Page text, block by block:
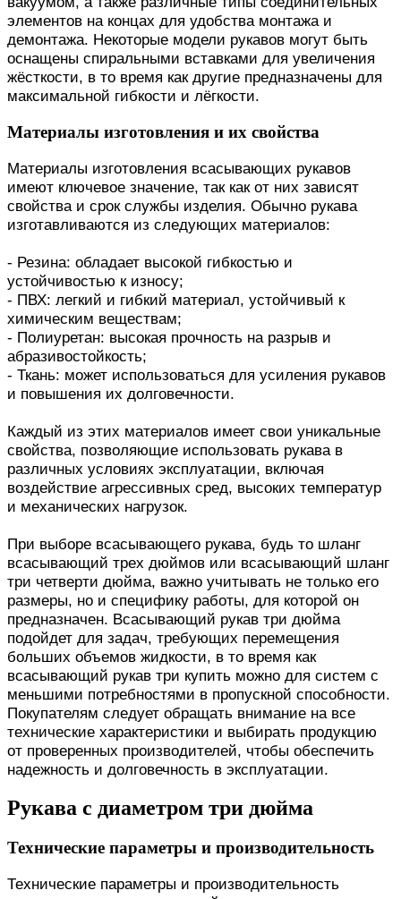
элементов на концах для удобства монтажа и
демонтажа. Некоторые модели рукавов могут быть
оснащены спиральными вставками для увеличения
жёсткости, в то время как другие предназначены для
максимальной гибкости и лёгкости.
Материалы изготовления и их свойства
Материалы изготовления всасывающих рукавов
имеют ключевое значение, так как от них зависят
свойства и срок службы изделия. Обычно рукава
изготавливаются из следующих материалов:
- Резина: обладает высокой гибкостью и
устойчивостью к износу;
- ПВХ: легкий и гибкий материал, устойчивый к
химическим веществам;
- Полиуретан: высокая прочность на разрыв и
абразивостойкость;
- Ткань: может использоваться для усиления рукавов
и повышения их долговечности.
Каждый из этих материалов имеет свои уникальные
свойства, позволяющие использовать рукава в
различных условиях эксплуатации, включая
воздействие агрессивных сред, высоких температур
и механических нагрузок.
При выборе всасывающего рукава, будь то шланг
всасывающий трех дюймов или всасывающий шланг
три четверти дюйма, важно учитывать не только его
размеры, но и специфику работы, для которой он
предназначен. Всасывающий рукав три дюйма
подойдет для задач, требующих перемещения
больших объемов жидкости, в то время как
всасывающий рукав три купить можно для систем с
меньшими потребностями в пропускной способности.
Покупателям следует обращать внимание на все
технические характеристики и выбирать продукцию
от проверенных производителей, чтобы обеспечить
надежность и долговечность в эксплуатации.
Рукава с диаметром три дюйма
Технические параметры и производительность
Технические параметры и производительность